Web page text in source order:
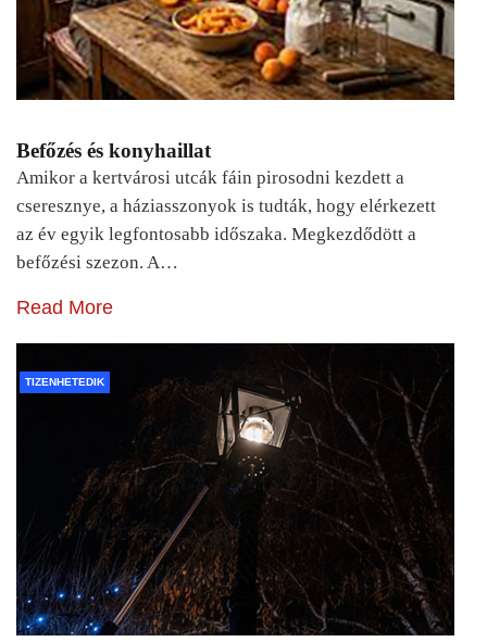
Befőzés és konyhaillat
Amikor a kertvárosi utcák fáin pirosodni kezdett a
cseresznye, a háziasszonyok is tudták, hogy elérkezett
az év egyik legfontosabb időszaka. Megkezdődött a
befőzési szezon. A…
Read More
TIZENHETEDIK